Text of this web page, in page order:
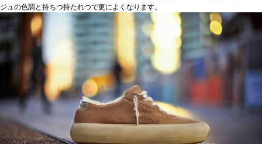
ジュの色調と持ちつ持たれつで更によくなります。